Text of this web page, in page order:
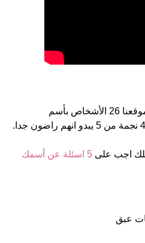
Zainabu هو اسم فتاة. على موقعنا 26 الأشخاص بأسم
Zainabu (قدر اسمائهم ب 4.5 نجمة من 5 يبدو انهم راضون جدا.
5 اسئلة عن أسمك